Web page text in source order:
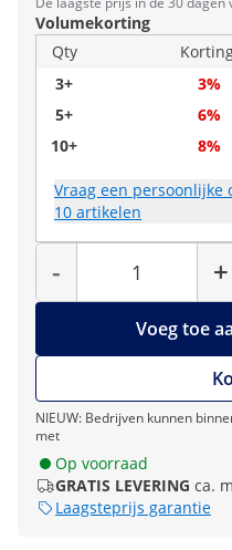
Volumekorting
Qty
3+
3%
5+
6%
10+
8%
Vraag een persoonlijke
10 artikelen
-
Hoeveelheid
+
Voeg toe
NIEUW: Bedrijven kunnen
met
Op voorraad
GRATIS LEVERING ca.
Laagsteprijs garantie